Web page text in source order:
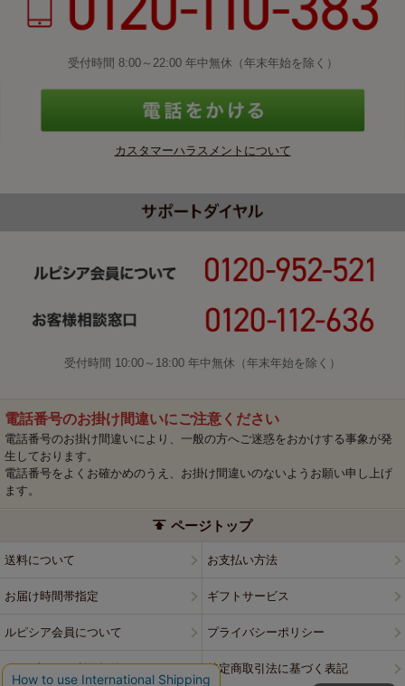
受付時間 8:00～22:00 年中無休（年末年始を除く）
カスタマーハラスメントについて
受付時間 10:00～18:00 年中無休（年末年始を除く）
電話番号のお掛け間違いにご注意ください
電話番号のお掛け間違いにより、一般の方へご迷惑をおかけする事象が発
生しております。
電話番号をよくお確かめのうえ、お掛け間違いのないようお願い申し上げ
ます。
ページトップ
送料について お支払い方法
お届け時間帯指定 ギフトサービス
ルピシア会員について プライバシーポリシー
ウェブサイト利用規約 特定商取引法に基づく表記